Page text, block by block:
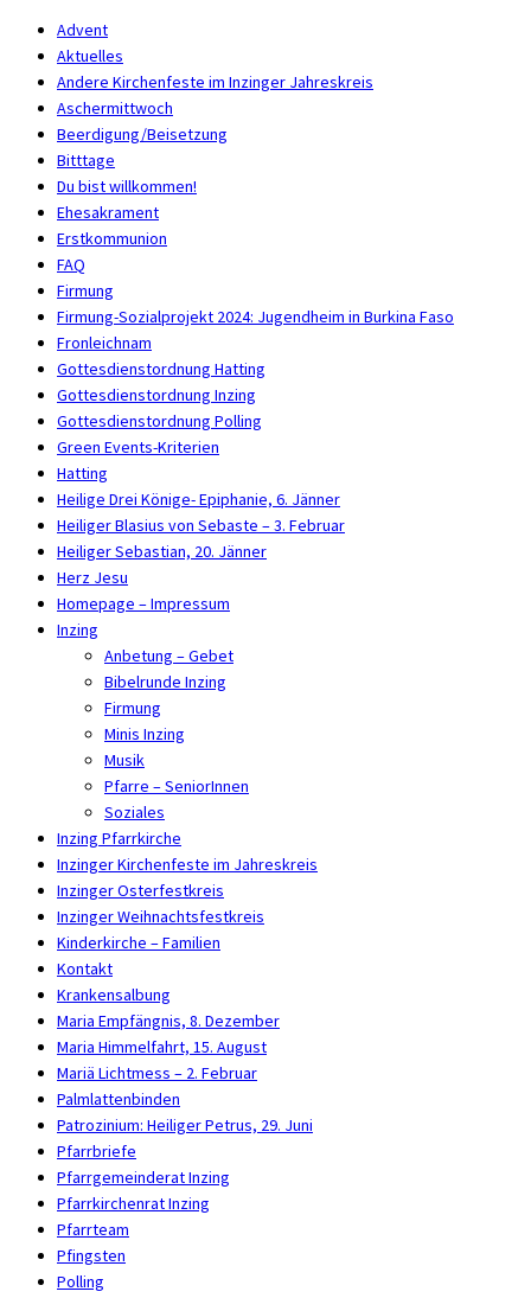
Advent
Aktuelles
Andere Kirchenfeste im Inzinger Jahreskreis
Aschermittwoch
Beerdigung/Beisetzung
Bitttage
Du bist willkommen!
Ehesakrament
Erstkommunion
FAQ
Firmung
Firmung-Sozialprojekt 2024: Jugendheim in Burkina Faso
Fronleichnam
Gottesdienstordnung Hatting
Gottesdienstordnung Inzing
Gottesdienstordnung Polling
Green Events-Kriterien
Hatting
Heilige Drei Könige- Epiphanie, 6. Jänner
Heiliger Blasius von Sebaste – 3. Februar
Heiliger Sebastian, 20. Jänner
Herz Jesu
Homepage – Impressum
Inzing
Anbetung – Gebet
Bibelrunde Inzing
Firmung
Minis Inzing
Musik
Pfarre – SeniorInnen
Soziales
Inzing Pfarrkirche
Inzinger Kirchenfeste im Jahreskreis
Inzinger Osterfestkreis
Inzinger Weihnachtsfestkreis
Kinderkirche – Familien
Kontakt
Krankensalbung
Maria Empfängnis, 8. Dezember
Maria Himmelfahrt, 15. August
Mariä Lichtmess – 2. Februar
Palmlattenbinden
Patrozinium: Heiliger Petrus, 29. Juni
Pfarrbriefe
Pfarrgemeinderat Inzing
Pfarrkirchenrat Inzing
Pfarrteam
Pfingsten
Polling